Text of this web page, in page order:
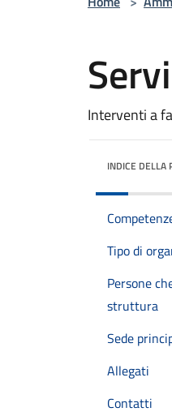
Interventi a
INDICE DELLA
Tipo di
Persone
struttura
Sede
Allegati
Contatti